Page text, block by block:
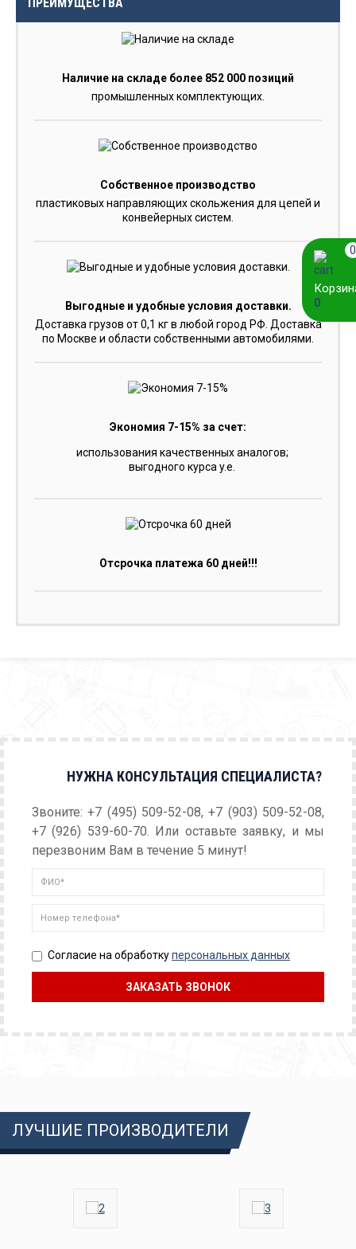
Наличие на складе более 852 000 позиций
промышленных комплектующих.
Собственное производство
пластиковых направляющих скольжения для цепей и
конвейерных систем.
Выгодные и удобные условия доставки.
Доставка грузов от 0,1 кг в любой город РФ. Доставка
по Москве и области собственными автомобилями.
Экономия 7-15% за счет:
использования качественных аналогов;
выгодного курса y.e.
Отсрочка платежа 60 дней!!!
НУЖНА КОНСУЛЬТАЦИЯ СПЕЦИАЛИСТА?
Звоните: +7 (495) 509-52-08, +7 (903) 509-52-08,
+7 (926) 539-60-70. Или оставьте заявку, и мы
перезвоним Вам в течение 5 минут!
Согласие на обработкуперсональных данных
ЛУЧШИЕ ПРОИЗВОДИТЕЛИ
0
0